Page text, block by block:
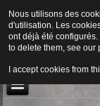
Nous utilisons des
d'utilisation. Les
ont déjà été
to delete them, see our
I accept cookies from